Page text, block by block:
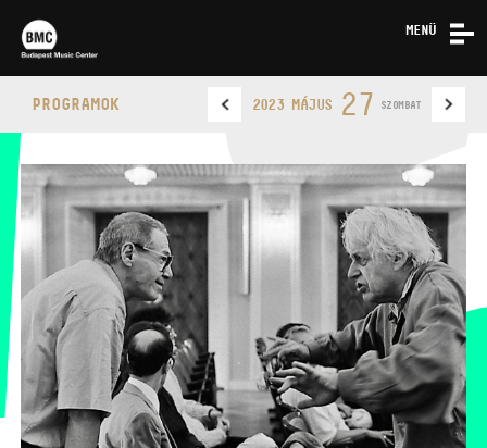
MENÜ
KAPCSOLAT
BUDAPEST MUSIC CENTER TELEFON
PROGRAMOK 2023 MÁJUS 27 SZOMBAT